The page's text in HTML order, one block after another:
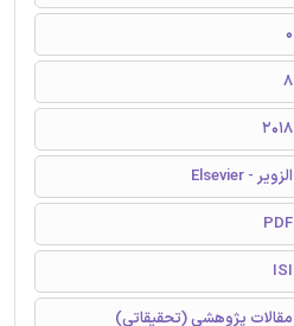
0
8
2018
الزویر - Elsevier
PDF
ISI
مقالات پژوهشی (تحقیقاتی)